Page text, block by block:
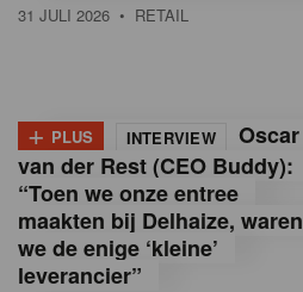
31 JULI 2026 • RETAIL
+ PLUS INTERVIEW
Oscar
van der Rest (CEO Buddy):
“Toen we onze entree
maakten bij Delhaize, waren
we de enige ‘kleine’
leverancier”